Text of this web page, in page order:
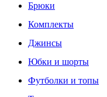
Брюки
Комплекты
Джинсы
Юбки и шорты
Футболки и топы